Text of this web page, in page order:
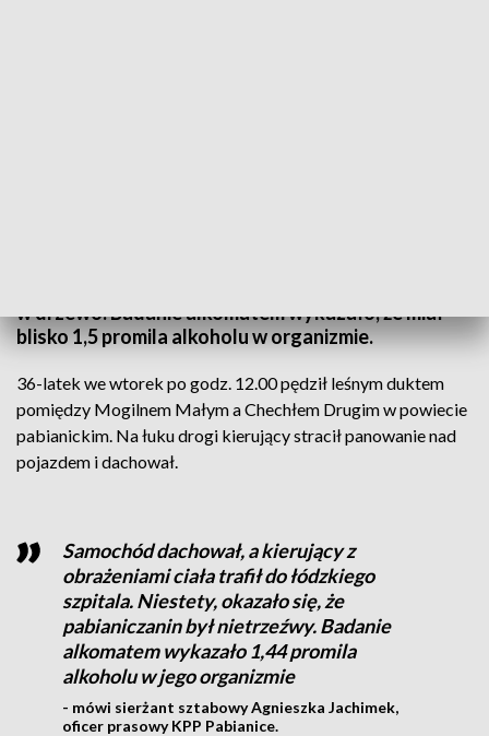
w drzewo. Badanie alkomatem wykazało, że miał
blisko 1,5 promila alkoholu w organizmie.
36-latek we wtorek po godz. 12.00 pędził leśnym duktem
pomiędzy Mogilnem Małym a Chechłem Drugim w powiecie
pabianickim. Na łuku drogi kierujący stracił panowanie nad
pojazdem i dachował.
Samochód dachował, a kierujący z
obrażeniami ciała trafił do łódzkiego
szpitala. Niestety, okazało się, że
pabianiczanin był nietrzeźwy. Badanie
alkomatem wykazało 1,44 promila
alkoholu w jego organizmie
- mówi sierżant sztabowy Agnieszka Jachimek,
oficer prasowy KPP Pabianice.